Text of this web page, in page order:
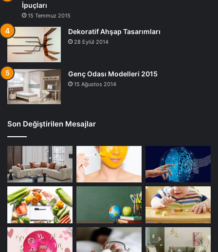
İpuçları
15 Temmuz 2015
Dekoratif Ahşap Tasarımları
28 Eylül 2014
Genç Odası Modelleri 2015
15 Ağustos 2014
Son Değiştirilen Mesajlar